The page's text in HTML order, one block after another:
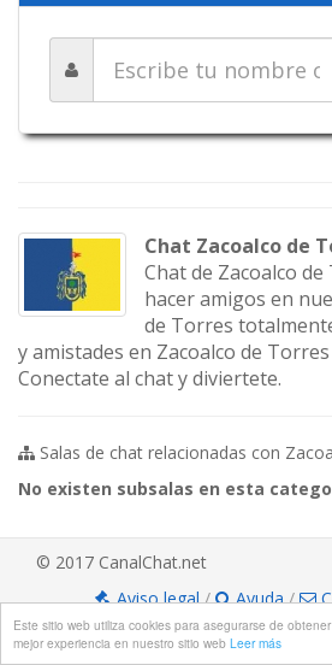
Este sitio web utiliza cookies para asegurarse de
mejor experiencia en nuestro sitio web Leer más
Chat Zacoalco de
Chat de Zacoalco
hacer amigos en
de Torres
y amistades en Zacoalco de
Conectate al chat y diviertete.
Salas de chat relacionadas con
No existen subsalas en esta
© 2017 CanalChat.net
Aviso legal/ Ayuda/